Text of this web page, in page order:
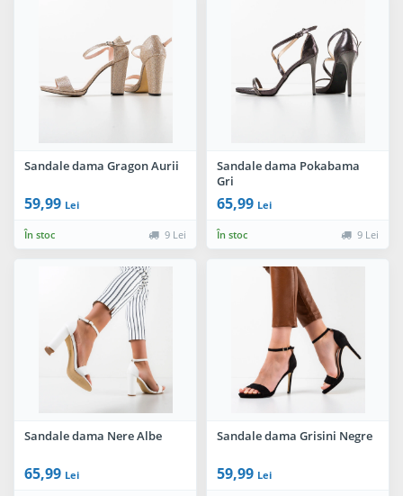
Sandale dama Gragon Aurii
59,99 Lei
În stoc 9 Lei
Sandale dama Pokabama
Gri
65,99 Lei
În stoc 9 Lei
Sandale dama Nere Albe
65,99 Lei
Sandale dama Grisini Negre
59,99 Lei